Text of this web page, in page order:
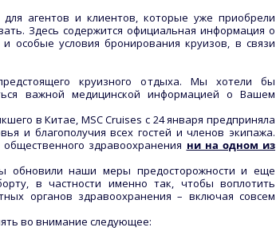
агентов и клиентов, которые уже приобрели
Здесь содержится официальная информация о
особые условия бронирования круизов, в связи
круизного отдыха. Мы хотели бы
важной медицинской информацией о Вашем
в Китае, MSC Cruises с 24 января предприняла
и благополучия всех гостей и членов экипажа.
здравоохранения ни на одном из
обновили наши меры предосторожности и еще
в частности именно так, чтобы воплотить
органов здравоохранения – включая совсем
во внимание следующее: